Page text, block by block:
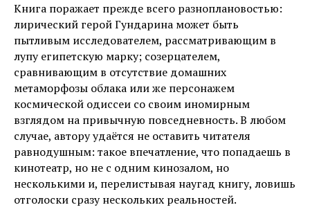
Книга поражает прежде всего разноплановостью:
лирический герой Гундарина может быть
пытливым исследователем, рассматривающим в
лупу египетскую марку; созерцателем,
сравнивающим в отсутствие домашних
метаморфозы облака или же персонажем
космической одиссеи со своим иномирным
взглядом на привычную повседневность. В любом
случае, автору удаётся не оставить читателя
равнодушным: такое впечатление, что попадаешь в
кинотеатр, но не с одним кинозалом, но
несколькими и, перелистывая наугад книгу, ловишь
отголоски сразу нескольких реальностей.